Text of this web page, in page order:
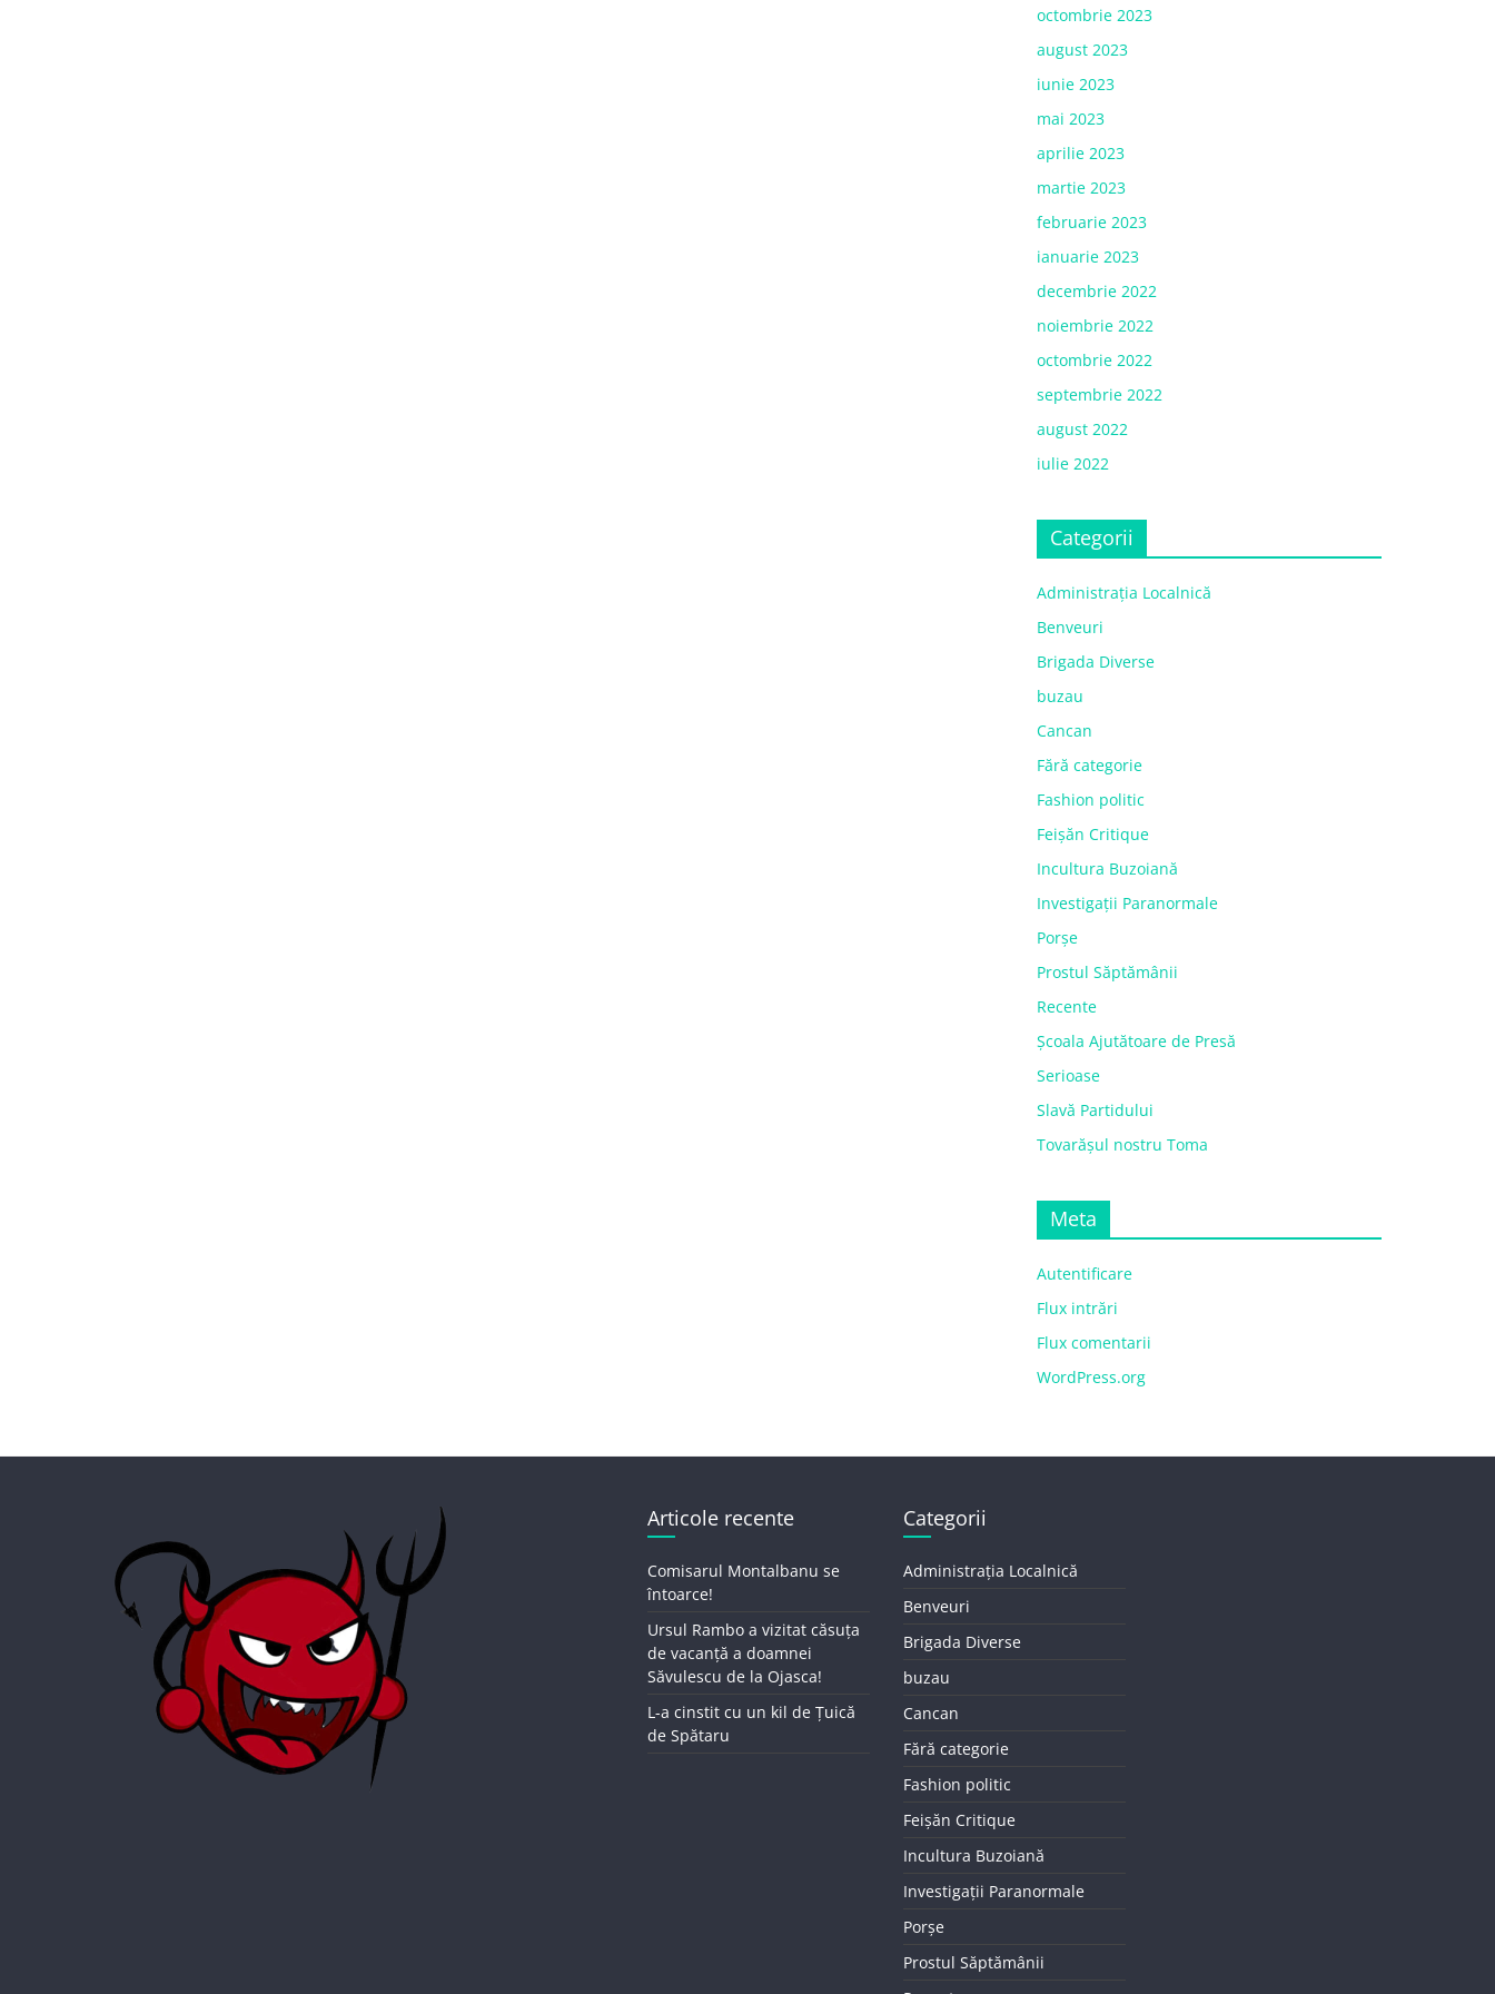
octombrie 2023
august 2023
iunie 2023
mai 2023
aprilie 2023
martie 2023
februarie 2023
ianuarie 2023
decembrie 2022
noiembrie 2022
octombrie 2022
septembrie 2022
august 2022
iulie 2022
Categorii
Administrația Localnică
Benveuri
Brigada Diverse
buzau
Cancan
Fără categorie
Fashion politic
Feișăn Critique
Incultura Buzoiană
Investigații Paranormale
Porșe
Prostul Săptămânii
Recente
Școala Ajutătoare de Presă
Serioase
Slavă Partidului
Tovarășul nostru Toma
Meta
Autentificare
Flux intrări
Flux comentarii
WordPress.org
Articole recente
Comisarul Montalbanu se
întoarce!
Ursul Rambo a vizitat căsuța
de vacanță a doamnei
Săvulescu de la Ojasca!
L-a cinstit cu un kil de Țuică
de Spătaru
Categorii
Administrația Localnică
Benveuri
Brigada Diverse
buzau
Cancan
Fără categorie
Fashion politic
Feișăn Critique
Incultura Buzoiană
Investigații Paranormale
Porșe
Prostul Săptămânii